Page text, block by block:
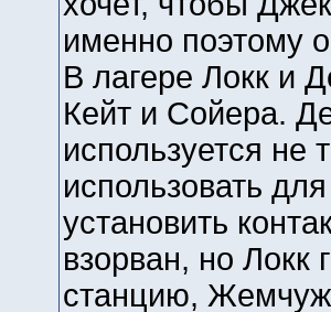
именно поэтому
В лагере Локк и
Кейт и Сойера.
используется не
использовать
установить
взорван, но Локк
станцию,